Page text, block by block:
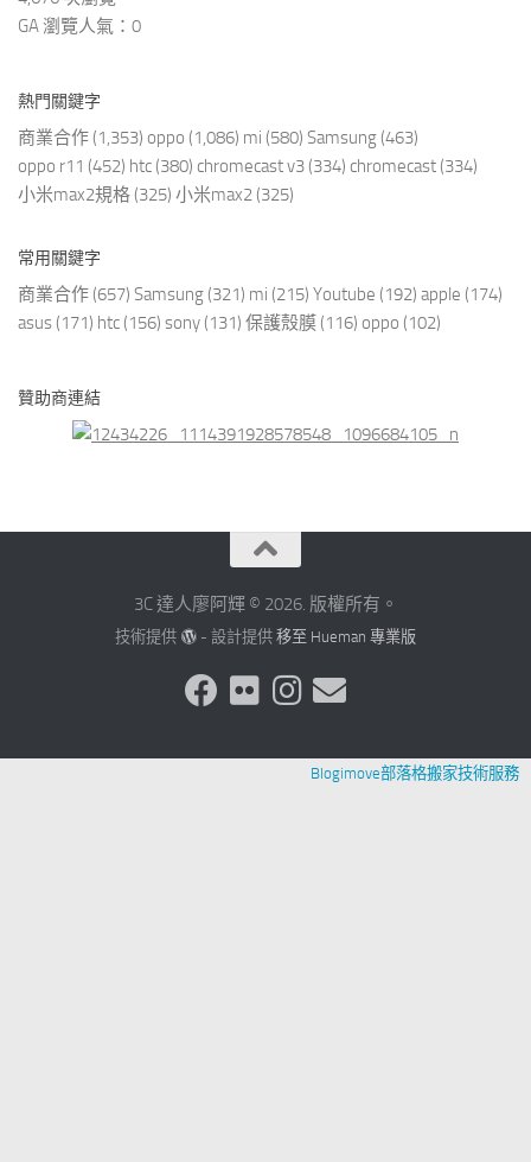
GA 瀏覽人氣：0
熱門關鍵字
商業合作 (1,353) oppo (1,086) mi (580) Samsung (463)
oppo r11 (452) htc (380) chromecast v3 (334) chromecast (334)
小米max2規格 (325) 小米max2 (325)
常用關鍵字
商業合作 (657) Samsung (321) mi (215) Youtube (192) apple (174)
asus (171) htc (156) sony (131) 保護殼膜 (116) oppo (102)
贊助商連結
3C 達人廖阿輝 © 2026. 版權所有。
技術提供 - 設計提供 移至 Hueman 專業版
Blogimove部落格搬家技術服務